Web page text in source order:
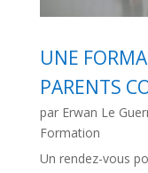
UNE
PARENTS
par Erwan Le
Formation
Un rendez-vous